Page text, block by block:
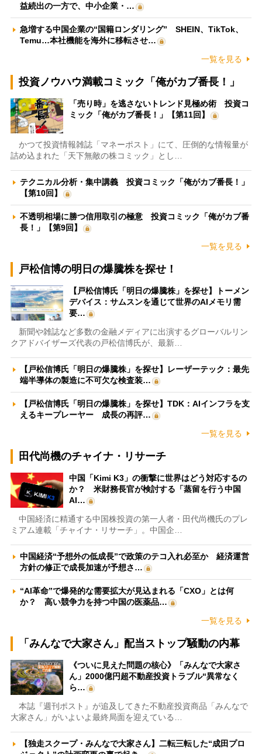
益続出の一方で、中小企業・…
急増する中国企業の“国籍ロンダリング” SHEIN、TikTok、
Temu…本社機能を海外に移転させ…
一覧を見る
投資ノウハウ満載コミック「俺がカブ番長！」
「売り時」を逃さないトレンド見極め術 投資コ
ミック「俺がカブ番長！」【第11回】
かつて投資情報雑誌「マネーポスト」にて、圧倒的な情報量が
詰め込まれた「天下無敵の株コミック」とし…
テクニカル分析・集中講義 投資コミック「俺がカブ番長！」
【第10回】
不透明相場に勝つ信用取引の極意 投資コミック「俺がカブ番
長！」【第9回】
一覧を見る
戸松信博の明日の爆騰株を探せ！
【戸松信博氏「明日の爆騰株」を探せ】トーメン
デバイス：サムスンを通じて世界のAIメモリ需
要…
新聞や雑誌など多数の金融メディアに出演するグローバルリン
クアドバイザーズ代表の戸松信博氏が、最新…
【戸松信博氏「明日の爆騰株」を探せ】レーザーテック：最先
端半導体の製造に不可欠な検査装…
【戸松信博氏「明日の爆騰株」を探せ】TDK：AIインフラを支
えるキープレーヤー 成長の再評…
一覧を見る
田代尚機のチャイナ・リサーチ
中国「Kimi K3」の衝撃に世界はどう対応するの
か？ 米財務長官が検討する「蒸留を行う中国
AI…
中国経済に精通する中国株投資の第一人者・田代尚機氏のプレ
ミアム連載「チャイナ・リサーチ」。中国企…
中国経済“予想外の低成長”で政策のテコ入れ必至か 経済運営
方針の修正で成長加速が予想さ…
“AI革命”で爆発的な需要拡大が見込まれる「CXO」とは何
か？ 高い競争力を持つ中国の医薬品…
一覧を見る
「みんなで大家さん」配当ストップ騒動の内幕
《ついに見えた問題の核心》「みんなで大家さ
ん」2000億円超不動産投資トラブル“異常なく
ら…
本誌『週刊ポスト』が追及してきた不動産投資商品「みんなで
大家さん」がいよいよ最終局面を迎えている…
【独走スクープ・みんなで大家さん】二転三転した“成田プロ